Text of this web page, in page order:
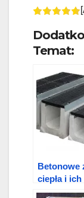
Temat:
Betonowe
ciepła i ich